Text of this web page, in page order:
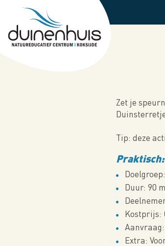
main
content
Zet je
Tip: deze
Praktisch:
Duur: 90
Kostprijs:
Extra: